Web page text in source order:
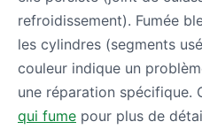
refroidissement). Fumée
les cylindres (segments
couleur indique un
une réparation spécifique.
qui fume pour plus de